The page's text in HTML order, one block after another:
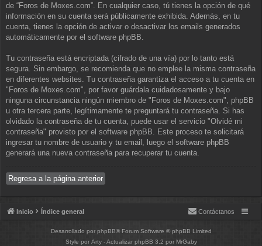
de “Foros de Moxes.com”. En cualquier caso, tú tienes la opción de qué
información en su cuenta será públicamente exhibida. Además, en tu
cuenta, tienes la opción de activar o desactivar los emails generados
automáticamente por el software phpBB.
Tu contraseña está encriptada (cifrado de una vía) por lo tanto está
segura. Sin embargo, se recomienda que no emplee la misma contraseña
en diferentes websites. Tu contraseña garantiza el acceso a tu cuenta en
"Foros de Moxes.com", por favor guárdala cuidadosamente y bajo
ninguna circunstancia ningún miembro de "Foros de Moxes.com", phpBB
u otra tercera parte, legítimamente te preguntará tu contraseña. Si has
olvidado la contraseña de tu cuenta, puede usar el servicio "Olvidé mi
contraseña" provisto por el software phpBB. Este proceso te solicitará
ingresar tu nombre de usuario y tu email, luego el software phpBB
generará una nueva contraseña para recuperar tu cuenta.
Regresa a la página anterior
Inicio Índice general Contáctanos
Desarrollado por phpBB® Forum Software © phpBB Limited
Style por Arty- Actualizar phpBB 3.2 por MrGaby